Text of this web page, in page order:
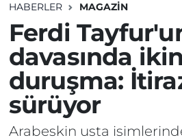
HABERLER MAGAZİN
Ferdi
davasında
duruşma:
sürüyor
Arabeskin usta
DÜNYA
EĞİTİM
ÖZEL HABER
Süper Lig Puan
Tüm Manşetler
Son Dakika Haberleri
Haber Arşivi